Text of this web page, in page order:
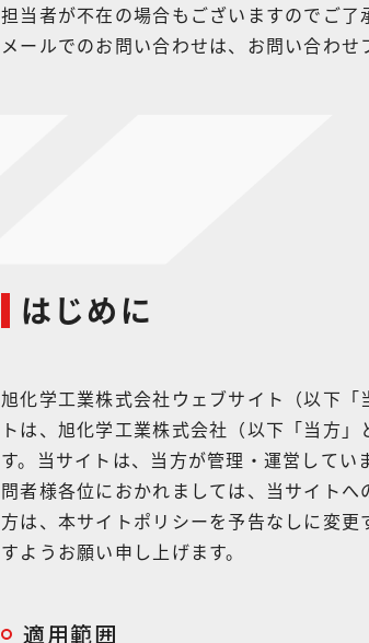
担当者が不在の場合もございますのでご了
メールでのお問い合わせは、お問い合わせ
はじめに
旭化学工業株式会社ウェブサイト（以下
トは、旭化学工業株式会社（以下「当方
す。当サイトは、当方が管理・運営して
問者様各位におかれましては、当サイト
方は、本サイトポリシーを予告なしに変
すようお願い申し上げます。
適用範囲